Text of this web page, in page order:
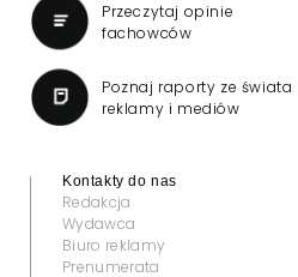
Przeczytaj opinie
fachowców
Poznaj raporty ze świata
reklamy i mediów
Kontakty do nas
Redakcja
Wydawca
Biuro reklamy
Prenumerata